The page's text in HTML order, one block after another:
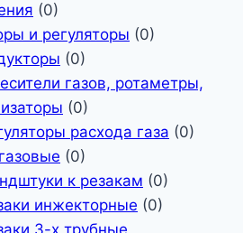
(0)
и регуляторы (0)
(0)
газов, ротаметры,
(0)
расхода газа (0)
(0)
к резакам (0)
инжекторные (0)